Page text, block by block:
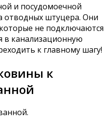
и посудомоечной
штуцера. Они
не подключаются
в канализационную
к главному шагу!
к